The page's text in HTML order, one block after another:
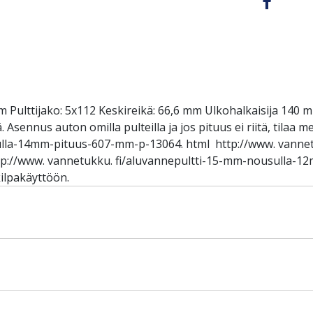
Pulttijako: 5x112 Keskireikä: 66,6 mm Ulkohalkaisija 140
Asennus auton omilla pulteilla ja jos pituus ei riitä, tilaa
14mm-pituus-607-mm-p-13064. html http://www.
www. vannetukku. fi/aluvannepultti-15-mm-nousulla-